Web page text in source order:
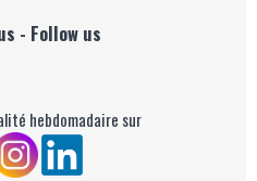
- Follow us
hebdomadaire sur